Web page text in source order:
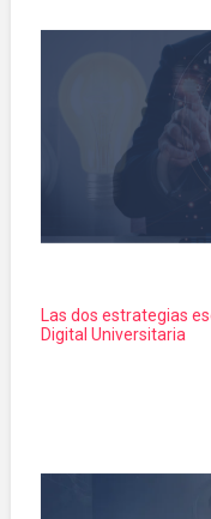
Las dos estrategias
Digital Universitaria